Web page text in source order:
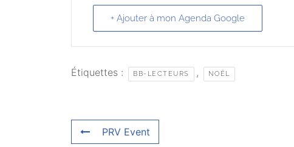
+ Ajouter à mon Agenda Google
Étiquettes : BB-LECTEURS , NOËL
PRV Event